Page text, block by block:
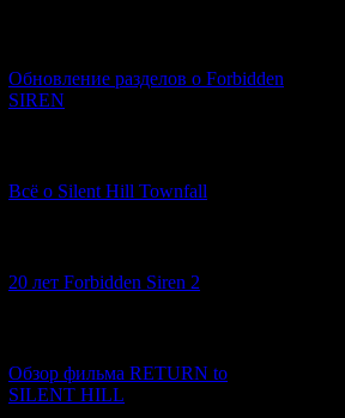
Обновление разделов о Forbidden
SIREN
Всё о Silent Hill Townfall
20 лет Forbidden Siren 2
Обзор фильма RETURN to
SILENT HILL